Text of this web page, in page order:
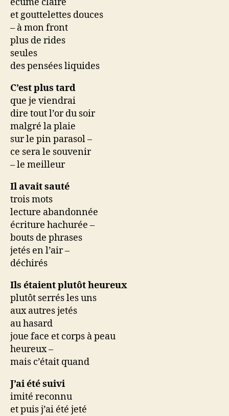
et gouttelettes douces
– à mon front
plus de rides
seules
des pensées liquides
C’est plus tard
que je viendrai
dire tout l’or du soir
malgré la plaie
sur le pin parasol –
ce sera le souvenir
– le meilleur
Il avait sauté
trois mots
lecture abandonnée
écriture hachurée –
bouts de phrases
jetés en l’air –
déchirés
Ils étaient plutôt heureux
plutôt serrés les uns
aux autres jetés
au hasard
joue face et corps à peau
heureux –
mais c’était quand
J’ai été suivi
imité reconnu
et puis j’ai été jeté